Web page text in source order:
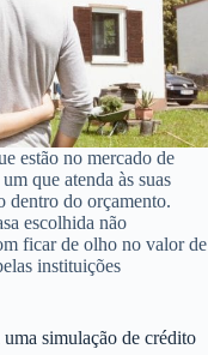
estão no mercado de
que atenda às suas
dentro do orçamento.
escolhida não
ficar de olho no valor de
instituições
simulação de crédito